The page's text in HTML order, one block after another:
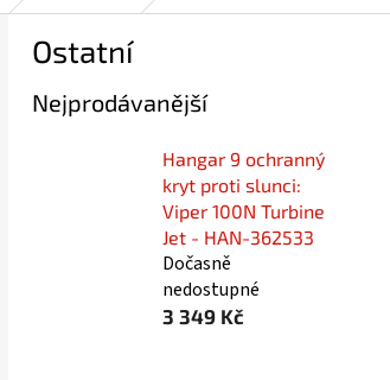
Ostatní
Nejprodávanější
Hangar 9 ochranný
kryt proti slunci:
Viper 100N Turbine
Jet - HAN-362533
Dočasně
nedostupné
3 349 Kč